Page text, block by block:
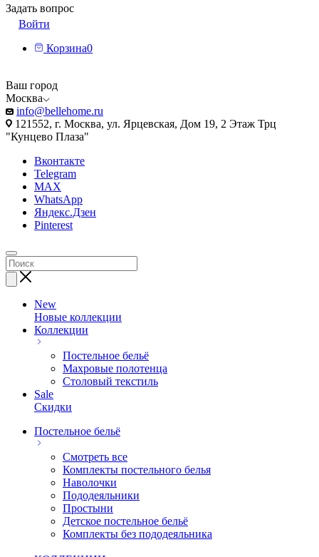
Задать вопрос
Войти
Корзина0
Ваш город
Москва
info@bellehome.ru
121552, г. Москва, ул. Ярцевская, Дом 19, 2 Этаж Трц
"Кунцево Плаза"
Вконтакте
Telegram
MAX
WhatsApp
Яндекс.Дзен
Pinterest
New
Новые коллекции
Коллекции
Постельное бельё
Махровые полотенца
Столовый текстиль
Sale
Скидки
Постельное бельё
Смотреть все
Комплекты постельного белья
Наволочки
Пододеяльники
Простыни
Детское постельное бельё
Комплекты без пододеяльника